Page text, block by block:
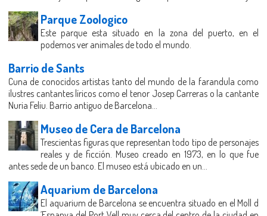
Parque Zoologico
Este parque esta situado en la zona del puerto, en el
podemos ver animales de todo el mundo.
Barrio de Sants
Cuna de conocidos artistas tanto del mundo de la farandula como
ilustres cantantes líricos como el tenor Josep Carreras o la cantante
Nuria Feliu. Barrio antiguo de Barcelona...
Museo de Cera de Barcelona
Trescientas figuras que representan todo tipo de personajes
reales y de ficción. Museo creado en 1973, en lo que fue
antes sede de un banco. El museo está ubicado en un...
Aquarium de Barcelona
El aquarium de Barcelona se encuentra situado en el Moll d